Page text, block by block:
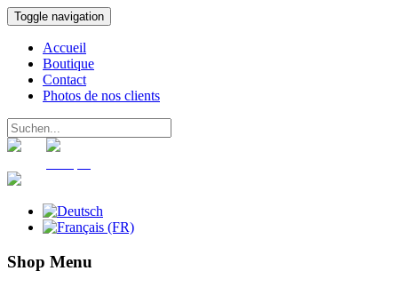
Toggle navigation
Accueil
Boutique
Contact
Photos de nos clients
Shop Menu